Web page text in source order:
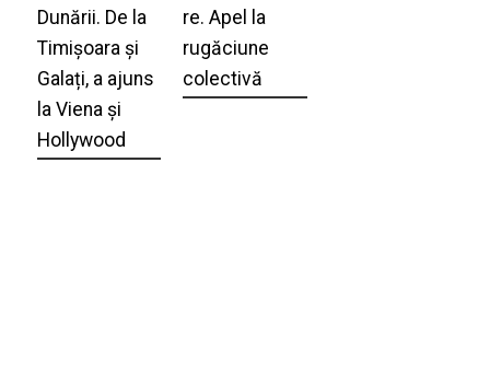
Dunării. De la
Timișoara și
Galați, a ajuns
la Viena și
Hollywood
re. Apel la
rugăciune
colectivă